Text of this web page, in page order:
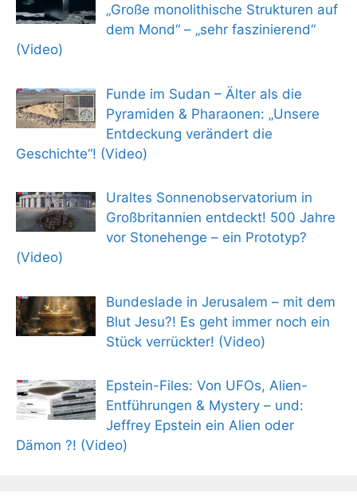
„Große monolithische Strukturen auf
dem Mond“ – „sehr faszinierend“
(Video)
Funde im Sudan – Älter als die
Pyramiden & Pharaonen: „Unsere
Entdeckung verändert die
Geschichte“! (Video)
Uraltes Sonnenobservatorium in
Großbritannien entdeckt! 500 Jahre
vor Stonehenge – ein Prototyp?
(Video)
Bundeslade in Jerusalem – mit dem
Blut Jesu?! Es geht immer noch ein
Stück verrückter! (Video)
Epstein-Files: Von UFOs, Alien-
Entführungen & Mystery – und:
Jeffrey Epstein ein Alien oder
Dämon ?! (Video)